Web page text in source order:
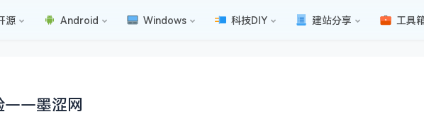
源 Android Windows 科技DIY 建站分享 工具
——墨涩网